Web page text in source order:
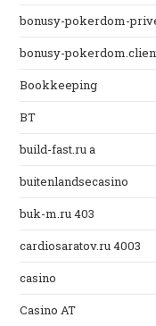
bonusy-pokerdom-
bonusy-
Bookkeeping
BT
build-fast.ru a
buitenlandsecasino
buk-m.ru 403
cardiosaratov.ru 4003
casino
Casino AT